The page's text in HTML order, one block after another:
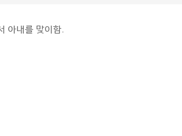
아내를 맞이함.